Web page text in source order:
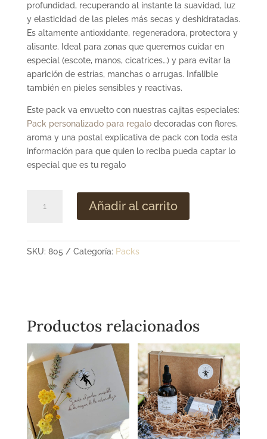
profundidad, recuperando al instante la suavidad, luz
y elasticidad de las pieles más secas y deshidratadas.
Es altamente antioxidante, regeneradora, protectora y
alisante. Ideal para zonas que queremos cuidar en
especial (escote, manos, cicatrices…) y para evitar la
aparición de estrías, manchas o arrugas. Infalible
también en pieles sensibles y reactivas.
Este pack va envuelto con nuestras cajitas especiales:
Pack personalizado para regalodecoradas con flores,
aroma y una postal explicativa de pack con toda esta
información para que quien lo reciba pueda captar lo
especial que es tu regalo
Mimat
REAFIRMANTE
Añadir al carrito
SKU: 805 Categoría: Packs
Productos relacionados
Añadir al
Añadir al